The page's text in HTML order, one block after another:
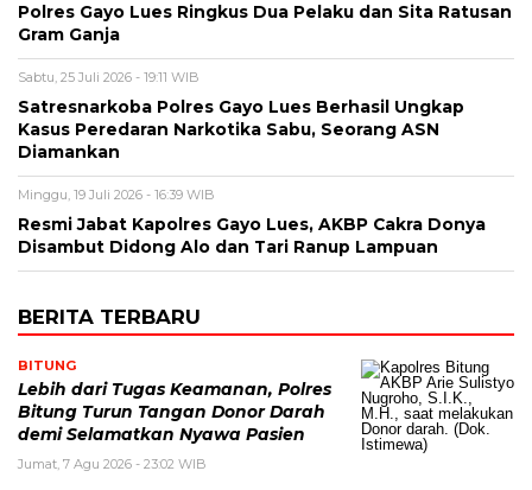
Polres Gayo Lues Ringkus Dua Pelaku dan Sita Ratusan
Gram Ganja
Sabtu, 25 Juli 2026 - 19:11 WIB
Satresnarkoba Polres Gayo Lues Berhasil Ungkap
Kasus Peredaran Narkotika Sabu, Seorang ASN
Diamankan
Minggu, 19 Juli 2026 - 16:39 WIB
Resmi Jabat Kapolres Gayo Lues, AKBP Cakra Donya
Disambut Didong Alo dan Tari Ranup Lampuan
BERITA TERBARU
BITUNG
Lebih dari Tugas Keamanan, Polres
Bitung Turun Tangan Donor Darah
demi Selamatkan Nyawa Pasien
Jumat, 7 Agu 2026 - 23:02 WIB